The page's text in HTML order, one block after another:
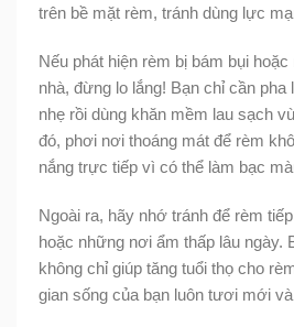
trên bề mặt rèm, tránh dùng lực
Nếu phát hiện rèm bị bám bụi
nhà, đừng lo lắng! Bạn chỉ cần pha
nhẹ rồi dùng khăn mềm lau sạch
đó, phơi nơi thoáng mát để rèm
nắng trực tiếp vì có thể làm bạc
Ngoài ra, hãy nhớ tránh để rèm
hoặc những nơi ẩm thấp lâu ngày.
không chỉ giúp tăng tuổi thọ cho
gian sống của bạn luôn tươi mới